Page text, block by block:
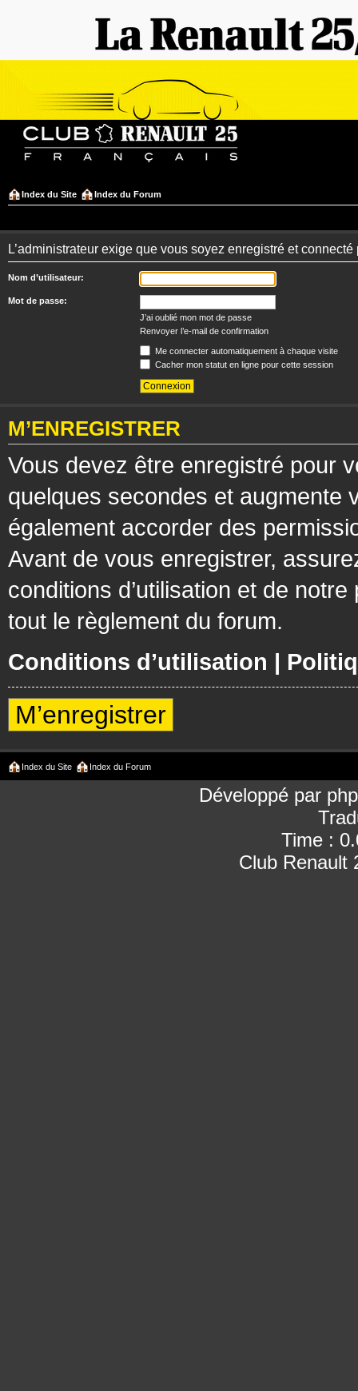
Index du Site Index du Forum
L’administrateur exige que vous soyez enregistré et
Nom d’utilisateur:
Mot de passe:
J’ai oublié mon mot de passe
Renvoyer l’e-mail de confirmation
Me connecter automatiquement à chaque visite
Cacher mon statut en ligne pour cette session
M’ENREGISTRER
Vous devez être enregistré pour
quelques secondes et augmente
également accorder des
Avant de vous enregistrer,
conditions d’utilisation et de
tout le règlement du forum.
Conditions d’utilisation |
M’enregistrer
Index du Site Index du Forum
Développé par
Time :
Club Renault